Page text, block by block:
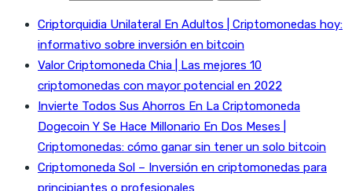
Criptorquidia Unilateral En Adultos | Criptomonedas hoy:
informativo sobre inversión en bitcoin
Valor Criptomoneda Chia | Las mejores 10
criptomonedas con mayor potencial en 2022
Invierte Todos Sus Ahorros En La Criptomoneda
Dogecoin Y Se Hace Millonario En Dos Meses |
Criptomonedas: cómo ganar sin tener un solo bitcoin
Criptomoneda Sol – Inversión en criptomonedas para
principiantes o profesionales